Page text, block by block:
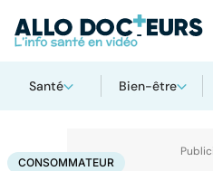
Santé Bien-être
AccueilSantéConsommateur
CONSOMMATEUR